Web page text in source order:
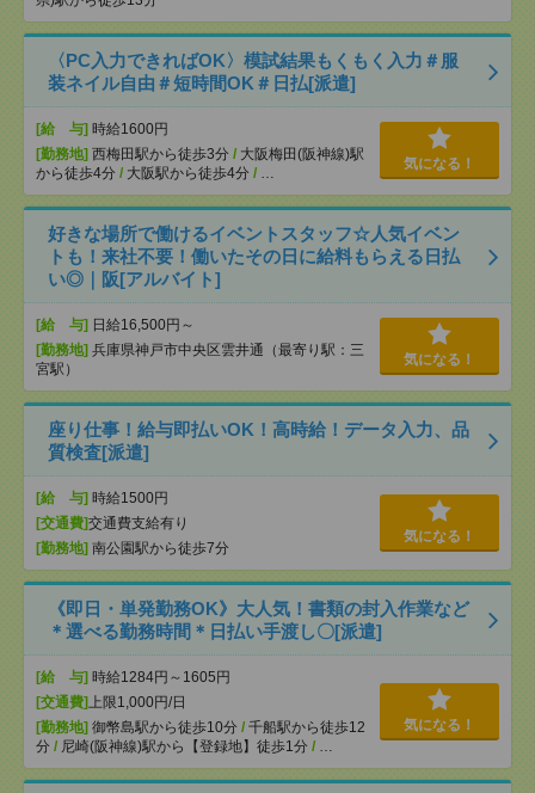
〈PC入力できればOK〉模試結果もくもく入力＃服
装ネイル自由＃短時間OK＃日払[派遣]
[給 与] 時給1600円
[勤務地] 西梅田駅から徒歩3分 / 大阪梅田(阪神線)駅
から徒歩4分 / 大阪駅から徒歩4分 / …
気になる！
好きな場所で働けるイベントスタッフ☆人気イベン
トも！来社不要！働いたその日に給料もらえる日払
い◎｜阪[アルバイト]
[給 与] 日給16,500円～
[勤務地] 兵庫県神戸市中央区雲井通（最寄り駅：三
宮駅）
気になる！
座り仕事！給与即払いOK！高時給！データ入力、品
質検査[派遣]
[給 与] 時給1500円
[交通費]交通費支給有り
[勤務地] 南公園駅から徒歩7分
気になる！
《即日・単発勤務OK》大人気！書類の封入作業など
＊選べる勤務時間＊日払い手渡し〇[派遣]
[給 与] 時給1284円～1605円
[交通費] 上限1,000円/日
[勤務地] 御幣島駅から徒歩10分 / 千船駅から徒歩12
分 / 尼崎(阪神線)駅から【登録地】徒歩1分 / …
気になる！